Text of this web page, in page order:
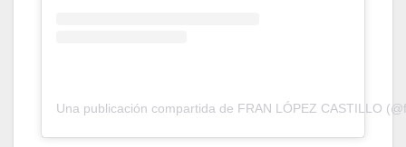
Una publicación compartida de FRAN LÓPEZ CASTILLO